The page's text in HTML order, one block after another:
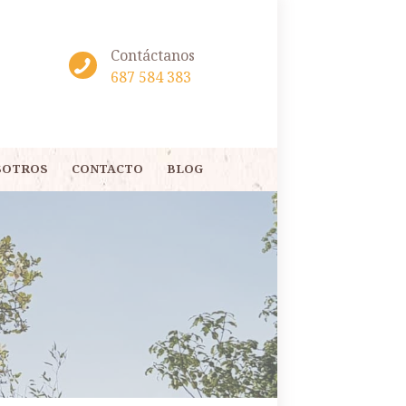
Contáctanos
687 584 383
CONTACTO BLOG